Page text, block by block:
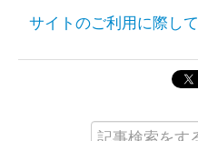
サイトのご利用に際して